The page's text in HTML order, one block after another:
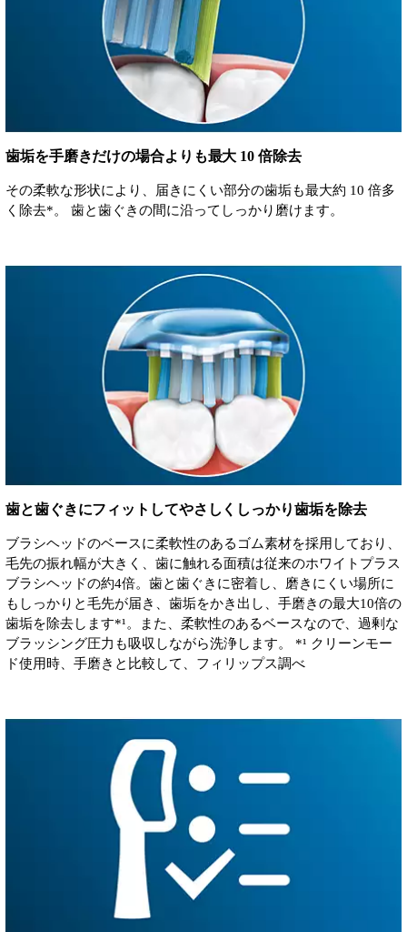
歯垢を手磨きだけの場合よりも最大 10 倍除去
その柔軟な形状により、届きにくい部分の歯垢も最大約 10 倍多
く除去*。 歯と歯ぐきの間に沿ってしっかり磨けます。
歯と歯ぐきにフィットしてやさしくしっかり歯垢を除去
ブラシヘッドのベースに柔軟性のあるゴム素材を採用しており、
毛先の振れ幅が大きく、歯に触れる面積は従来のホワイトプラス
ブラシヘッドの約4倍。歯と歯ぐきに密着し、磨きにくい場所に
もしっかりと毛先が届き、歯垢をかき出し、手磨きの最大10倍の
歯垢を除去します*¹。また、柔軟性のあるベースなので、過剰な
ブラッシング圧力も吸収しながら洗浄します。 *¹ クリーンモー
ド使用時、手磨きと比較して、フィリップス調べ